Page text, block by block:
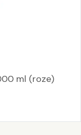
ml (roze)